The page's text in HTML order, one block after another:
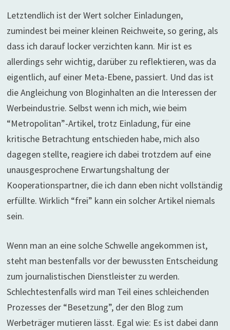
Letztendlich ist der Wert solcher Einladungen,
zumindest bei meiner kleinen Reichweite, so gering, als
dass ich darauf locker verzichten kann. Mir ist es
allerdings sehr wichtig, darüber zu reflektieren, was da
eigentlich, auf einer Meta-Ebene, passiert. Und das ist
die Angleichung von Bloginhalten an die Interessen der
Werbeindustrie. Selbst wenn ich mich, wie beim
“Metropolitan”-Artikel, trotz Einladung, für eine
kritische Betrachtung entschieden habe, mich also
dagegen stellte, reagiere ich dabei trotzdem auf eine
unausgesprochene Erwartungshaltung der
Kooperationspartner, die ich dann eben nicht vollständig
erfüllte. Wirklich “frei” kann ein solcher Artikel niemals
sein.
Wenn man an eine solche Schwelle angekommen ist,
steht man bestenfalls vor der bewussten Entscheidung
zum journalistischen Dienstleister zu werden.
Schlechtestenfalls wird man Teil eines schleichenden
Prozesses der “Besetzung”, der den Blog zum
Werbeträger mutieren lässt. Egal wie: Es ist dabei dann